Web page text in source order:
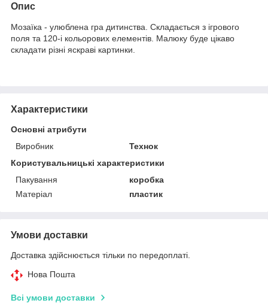
Опис
Мозаїка - улюблена гра дитинства. Складається з ігрового
поля та 120-і кольорових елементів. Малюку буде цікаво
складати різні яскраві картинки.
Характеристики
Основні атрибути
Виробник
Технок
Користувальницькі характеристики
Пакування
коробка
Матеріал
пластик
Умови доставки
Доставка здійснюється тільки по передоплаті.
Нова Пошта
Всі умови доставки